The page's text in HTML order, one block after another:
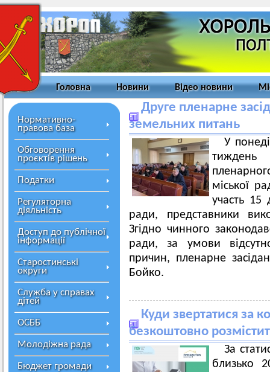
Головна Новини Відео новини
Нормативно-
правова база
Обговорення
проєктів рішень
Податки
Регуляторна
діяльність
Доступ до публічної
інформації
Старостинські
округи
Служба у справах
дітей
ОСББ
Молодіжна рада
Бюджет громади
Друге пленарне
земельних питань
У
тиждень
міської
участь 15
ради, представники
Згідно чинного
ради, за умови
причин, пленарне
Бойко.
Куди звертатися за
безкоштовно
За
близько